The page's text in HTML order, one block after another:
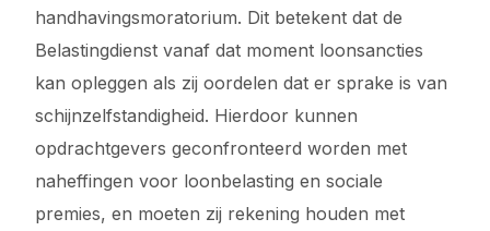
handhavingsmoratorium. Dit betekent dat de
Belastingdienst vanaf dat moment loonsancties
kan opleggen als zij oordelen dat er sprake is van
schijnzelfstandigheid. Hierdoor kunnen
opdrachtgevers geconfronteerd worden met
naheffingen voor loonbelasting en sociale
premies, en moeten zij rekening houden met